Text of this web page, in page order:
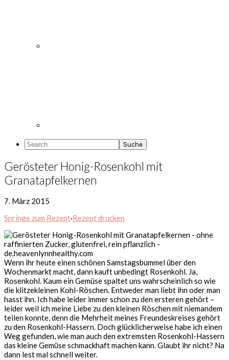
Search
Gerösteter Honig-Rosenkohl mit
Granatapfelkernen
7. März 2015
Springe zum Rezept·Rezept drucken
Wenn ihr heute einen schönen Samstagsbummel über den
Wochenmarkt macht, dann kauft unbedingt Rosenkohl. Ja,
Rosenkohl. Kaum ein Gemüse spaltet uns wahrscheinlich so wie
die klitzekleinen Kohl-Röschen. Entweder man liebt ihn oder man
hasst ihn. Ich habe leider immer schon zu den ersteren gehört –
leider weil ich meine Liebe zu den kleinen Röschen mit niemandem
teilen konnte, denn die Mehrheit meines Freundeskreises gehört
zu den Rosenkohl-Hassern. Doch glücklicherweise habe ich einen
Weg gefunden, wie man auch den extremsten Rosenkohl-Hassern
das kleine Gemüse schmackhaft machen kann. Glaubt ihr nicht? Na
dann lest mal schnell weiter.